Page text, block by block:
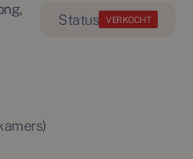
VERKOCHT